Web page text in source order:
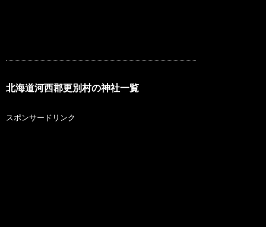
北海道河西郡更別村の神社一覧
スポンサードリンク